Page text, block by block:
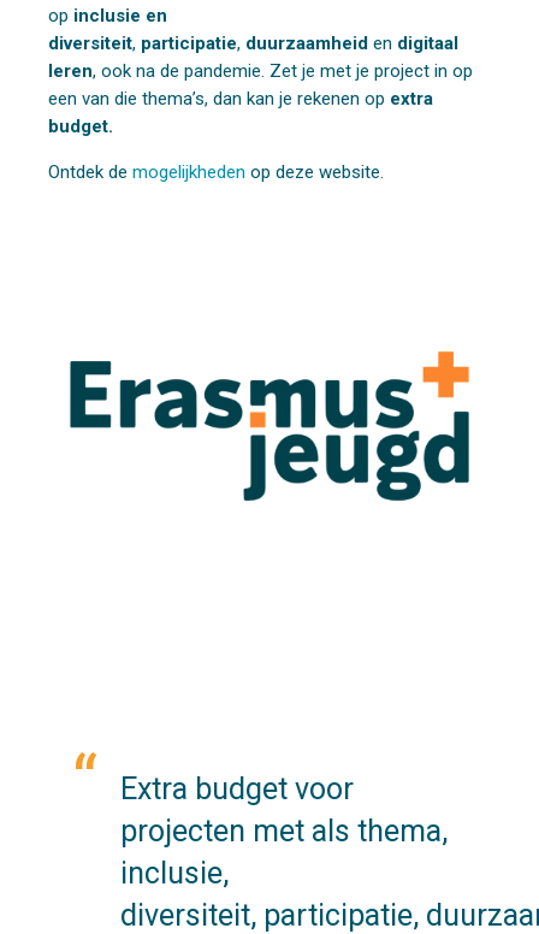
op inclusie en
diversiteit, participatie, duurzaamheid en digitaal
leren, ook na de pandemie. Zet je met je project in op
een van die thema’s, dan kan je rekenen op extra
budget.
Ontdek de mogelijkheden op deze website.
Extra budget voor
projecten met als thema,
inclusie,
diversiteit, participatie,